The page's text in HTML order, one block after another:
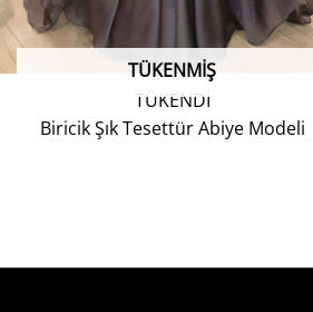
TÜKENDİ
TÜKENMIŞ
Biricik Şık Tesettür Abiye Modeli